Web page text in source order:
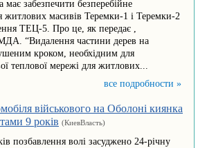
має забезпечити безперебійне
житлових масивів Теремки-1 і Теремки-2
ТЕЦ-5. Про це, як передає ,
“Видалення частини дерев на
кроком, необхідним для
теплової мережі для житлових...
все подробности »
військового на Оболоні киянка
9 років (КиевВласть)
позбавлення волі засуджено 24-річну